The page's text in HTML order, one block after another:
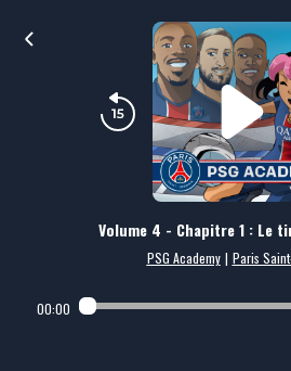
Volume 4 - Chapitre 1 : Le
PSG Academy | Paris
00:00